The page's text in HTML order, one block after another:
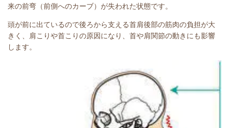
来の前弯（前側へのカーブ）が失われた状態です。
頭が前に出ているので後ろから支える首肩後部の筋肉の負担が大
きく、肩こりや首こりの原因になり、 首や肩関節の動きにも影響
します。